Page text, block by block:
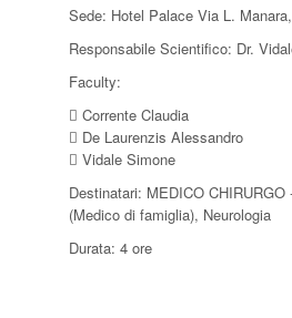
Sede: Hotel Palace Via L.
Responsabile Scientifico: Dr.
Faculty:
 Corrente Claudia
 De Laurenzis Alessandro
 Vidale Simone
Destinatari: MEDICO
(Medico di famiglia), Neurologia
Durata: 4 ore